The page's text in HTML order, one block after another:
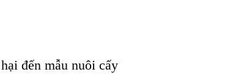
đến mẫu nuôi cấy